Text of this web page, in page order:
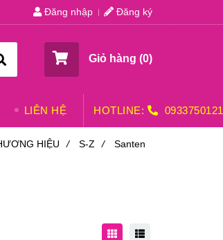
Đăng nhập Đăng ký
Giỏ hàng (0)
LIÊN HỆ HOTLINE: 0933750121
HIỆU / S-Z / Santen